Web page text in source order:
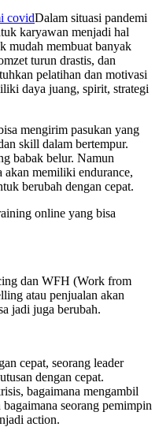
Dalam situasi pandemi
karyawan menjadi hal
mudah membuat banyak
turun drastis, dan
pelatihan dan motivasi
daya juang, spirit, strategi
mengirim pasukan yang
skill dalam bertempur.
babak belur. Namun
akan memiliki endurance,
berubah dengan cepat.
online yang bisa
dan WFH (Work from
atau penjualan akan
jadi juga berubah.
cepat, seorang leader
dengan cepat.
bagaimana mengambil
seorang pemimpin
action.